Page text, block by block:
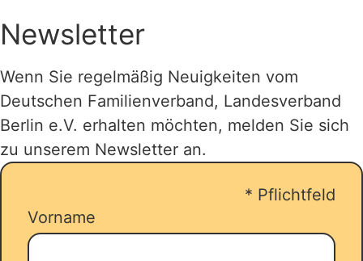
eine Vergünstigung bei
kostenpflichtigen Kursen oder
Einmalveranstaltungen.
jugendherberge.de
Bis zu 14 Übernachtungen, in einer
gemeinnützigen Ferienwohnungen,
einem Ferienhaus oder Familienzimmer
reservieren/buchen Ihren Urlaub und
stellen parallel dazu ihren Antrag über
unseren
Newsletter
Wenn Sie regelmäßig Neuigkeiten vom
Deutschen Familienverband, Landesverband
Berlin e.V. erhalten möchten, melden Sie sich
zu unserem Newsletter an.
* Pflichtfeld
Vorname